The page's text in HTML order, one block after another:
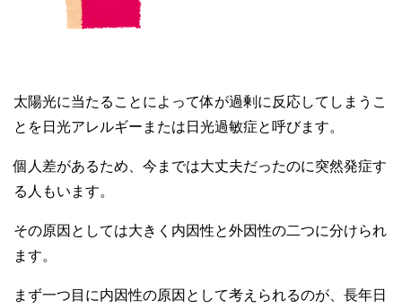
太陽光に当たることによって体が過剰に反応してしまうこ
とを日光アレルギーまたは日光過敏症と呼びます。
個人差があるため、今までは大丈夫だったのに突然発症す
る人もいます。
その原因としては大きく内因性と外因性の二つに分けられ
ます。
まず一つ目に内因性の原因として考えられるのが、長年日